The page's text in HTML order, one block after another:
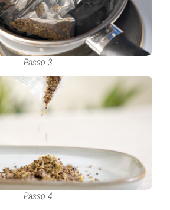
Passo 3
Passo 4